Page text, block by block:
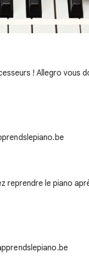
! Allegro vous
le piano